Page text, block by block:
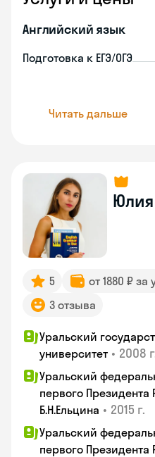
Английский язык
Подготовка к ЕГЭ/ОГЭ
Читать дальше
Юлия
5 от 1880 ₽ за
3 отзыва
Уральский
университет • 2008
Уральский
первого Президента
Б.Н.Ельцина • 2015 г.
Уральский
первого Президента